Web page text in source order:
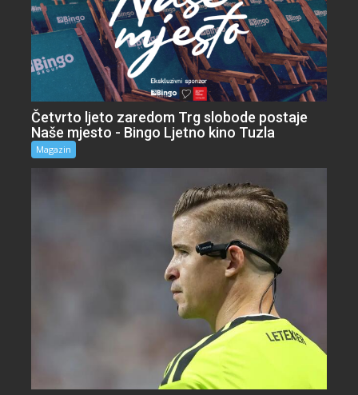
Četvrto ljeto zaredom Trg slobode postaje
Naše mjesto - Bingo Ljetno kino Tuzla
Magazin